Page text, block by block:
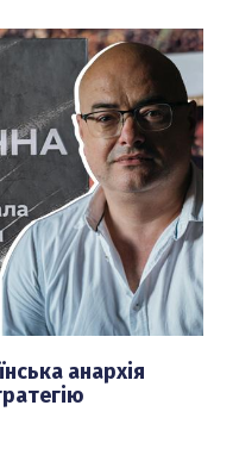
анархія